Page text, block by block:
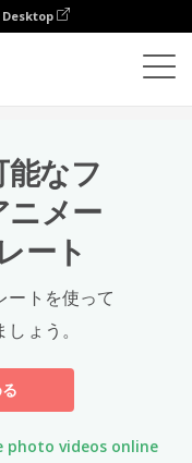
なフ
ニメー
ート
ートを使って
ょう。
videos online